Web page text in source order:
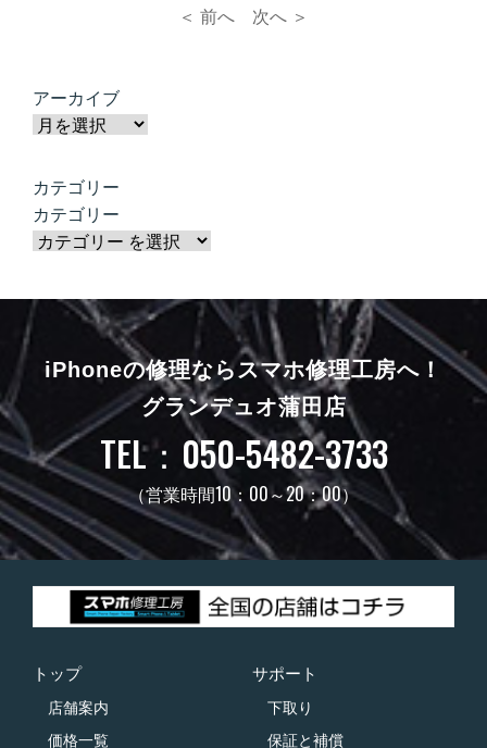
＜ 前へ 次へ ＞
アーカイブ
カテゴリー
カテゴリー
iPhoneの修理ならスマホ修理工房へ！
グランデュオ蒲田店
TEL：050-5482-3733
（営業時間10：00～20：00）
トップ
店舗案内
価格一覧
サポート
下取り
保証と補償